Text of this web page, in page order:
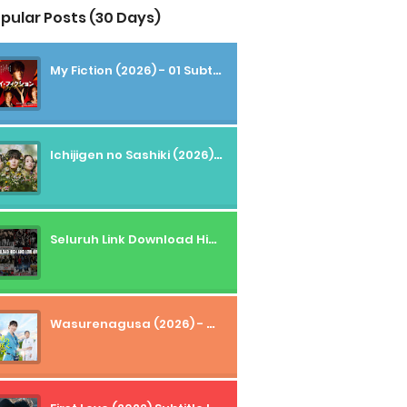
Posts (30 Days)
My Fiction (2026) - 01 Subtitle Indonesia
Ichijigen no Sashiki (2026) - 01 Subtitle Indonesia
Seluruh Link Download High And Low Subtitle Indonesia
Wasurenagusa (2026) - 01+02 Subtitle Indonesia